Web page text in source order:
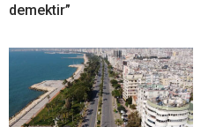
demektir”